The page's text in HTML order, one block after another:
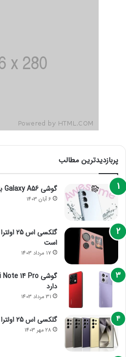
پربازدیدترین مطالب
گوشی Galaxy A56 با دوربین بهتر همراه است
6 آبان 1403
است
17 مرداد 1403
دارد
31 مرداد 1403
گلکسی اس 25 اولترا در چهار رنگ عرضه می شود
28 مهر 1403